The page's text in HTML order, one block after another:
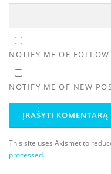
NOTIFY ME OF
NOTIFY ME OF NEW
This site uses Akismet to
processed.